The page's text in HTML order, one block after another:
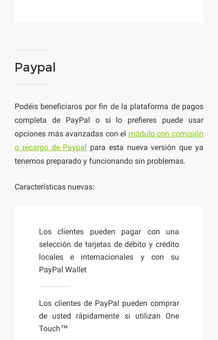
Paypal
Podéis beneficiaros por fin de la plataforma de pagos
completa de PayPal o si lo prefieres puede usar
opciones más avanzadas con el módulo con comisión
o recargo de Paypal para esta nueva versión que ya
tenemos preparado y funcionando sin problemas.
Características nuevas:
Los clientes pueden pagar con una
selección de tarjetas de débito y crédito
locales e internacionales y con su
PayPal Wallet
Los clientes de PayPal pueden comprar
de usted rápidamente si utilizan One
Touch™